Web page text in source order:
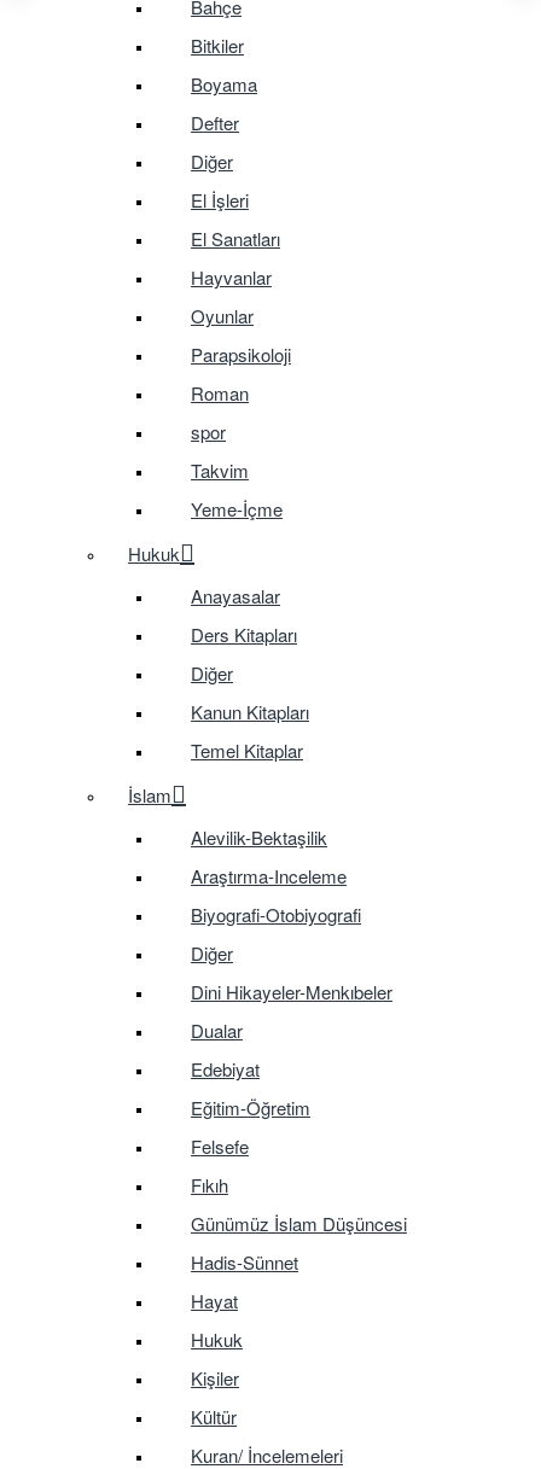
Bahçe
Bitkiler
Boyama
Defter
Diğer
El İşleri
El Sanatları
Hayvanlar
Oyunlar
Parapsikoloji
Roman
spor
Takvim
Yeme-İçme
Hukuk
Anayasalar
Ders Kitapları
Diğer
Kanun Kitapları
Temel Kitaplar
İslam
Alevilik-Bektaşilik
Araştırma-Inceleme
Biyografi-Otobiyografi
Diğer
Dini Hikayeler-Menkıbeler
Dualar
Edebiyat
Eğitim-Öğretim
Felsefe
Fıkıh
Günümüz İslam Düşüncesi
Hadis-Sünnet
Hayat
Hukuk
Kişiler
Kültür
Kuran/ İncelemeleri